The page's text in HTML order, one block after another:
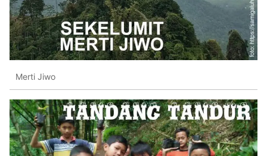
Merti Jiwo